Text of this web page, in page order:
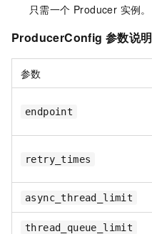
只需一个 Producer 实例。
ProducerConfig 参数说明
参数
endpoint
retry_times
async_thread_limit
thread_queue_limit